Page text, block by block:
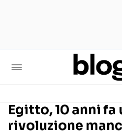
Seguici sui
Egitto, 10 anni fa
rivoluzione